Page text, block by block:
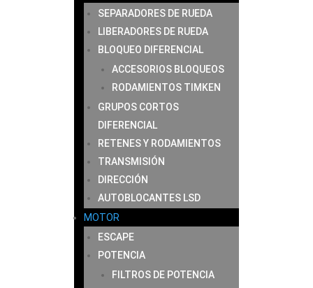
SEPARADORES DE RUEDA
LIBERADORES DE RUEDA
BLOQUEO DIFERENCIAL
ACCESORIOS BLOQUEOS
RODAMIENTOS TIMKEN
GRUPOS CORTOS
DIFERENCIAL
RETENES Y RODAMIENTOS
TRANSMISIÓN
DIRECCIÓN
AUTOBLOCANTES LSD
MOTOR
ESCAPE
POTENCIA
FILTROS DE POTENCIA